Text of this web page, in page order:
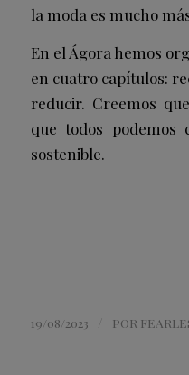
la moda es mucho
En el Ágora hemos
en cuatro capítulos:
reducir. Creemos
que todos podemos
sostenible.
19/08/2023 POR